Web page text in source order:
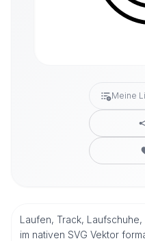
Meine
Laufen, Track,
im nativen SVG Vektor